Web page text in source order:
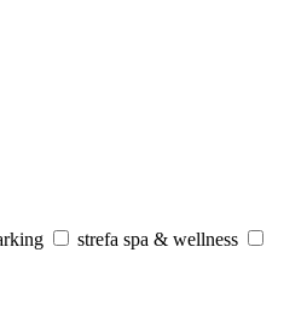
strefa spa & wellness